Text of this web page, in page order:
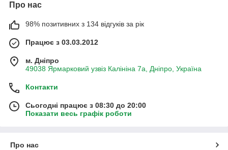
Про нас
98% позитивних з 134 відгуків за рік
Працює з 03.03.2012
м. Дніпро
49038 Ярмарковий узвіз Калініна 7а, Дніпро, Україна
Контакти
Сьогодні працює з 08:30 до 20:00
Показати весь графік роботи
Про нас